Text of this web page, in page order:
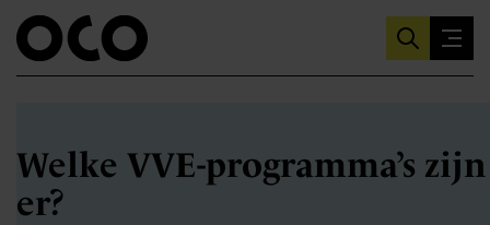
Welke VVE-programma’s zijn
er?